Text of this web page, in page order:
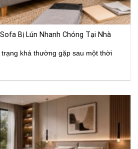
Bị Lún Nhanh Chóng Tại Nhà
khá thường gặp sau một thời